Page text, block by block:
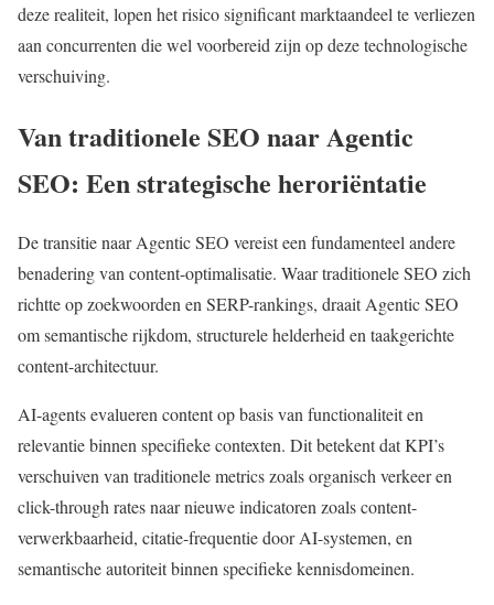
deze realiteit, lopen het risico significant marktaandeel te verliezen
aan concurrenten die wel voorbereid zijn op deze technologische
verschuiving.
Van traditionele SEO naar Agentic
SEO: Een strategische heroriëntatie
De transitie naar Agentic SEO vereist een fundamenteel andere
benadering van content-optimalisatie. Waar traditionele SEO zich
richtte op zoekwoorden en SERP-rankings, draait Agentic SEO
om semantische rijkdom, structurele helderheid en taakgerichte
content-architectuur.
AI-agents evalueren content op basis van functionaliteit en
relevantie binnen specifieke contexten. Dit betekent dat KPI’s
verschuiven van traditionele metrics zoals organisch verkeer en
click-through rates naar nieuwe indicatoren zoals content-
verwerkbaarheid, citatie-frequentie door AI-systemen, en
semantische autoriteit binnen specifieke kennisdomeinen.